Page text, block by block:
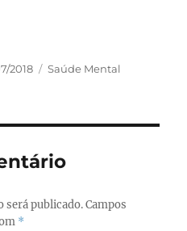
2018 Categorias
Saúde Mental
será publicado. Campos
*